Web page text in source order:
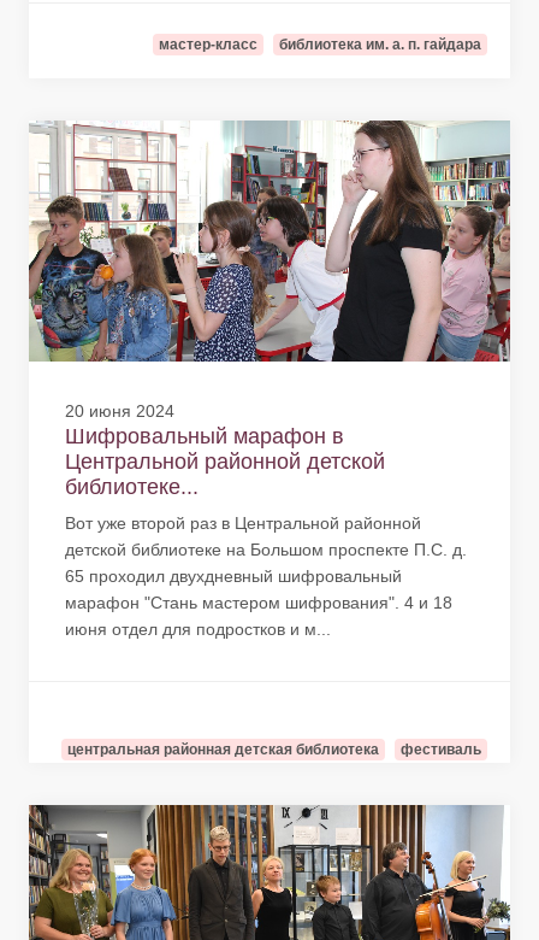
мастер-класс библиотека им. а. п. гайдара
20 июня 2024
Шифровальный марафон в
Центральной районной детской
библиотеке...
Вот уже второй раз в Центральной районной
детской библиотеке на Большом проспекте П.С. д.
65 проходил двухдневный шифровальный
марафон "Стань мастером шифрования". 4 и 18
июня отдел для подростков и м...
центральная районная детская библиотека фестиваль